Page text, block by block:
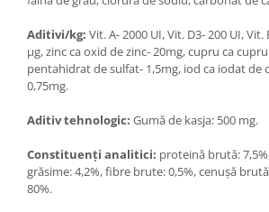
Aditivi/kg: Vit. A- 2000 UI, Vit. D3- 200 UI,
µg, zinc ca oxid de zinc- 20mg, cupru ca
pentahidrat de sulfat- 1,5mg, iod ca iodat de
0,75mg.
Aditiv tehnologic: Gumă de kasja: 500 mg.
Constituenți analitici: proteină brută:
grăsime: 4,2%, fibre brute: 0,5%, cenușă
80%.